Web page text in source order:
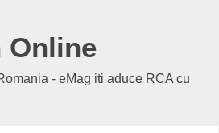
Online
- eMag iti aduce RCA cu